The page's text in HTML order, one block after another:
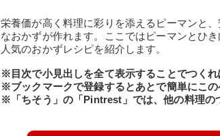
栄養価が高く料理に彩りを添えるピーマンと
なおかずが作れます。ここではピーマンとひ
人気のおかずレシピを紹介します。
※目次で小見出しを全て表示することでつくれ
※ブックマークで登録するとあとで簡単にこの
※「ちそう」の「Pintrest」では、他の料理の